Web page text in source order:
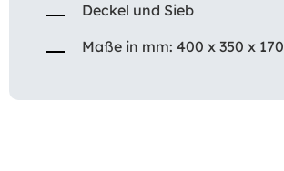
Deckel und Sieb
Maße in mm: 400 x 350 x 170